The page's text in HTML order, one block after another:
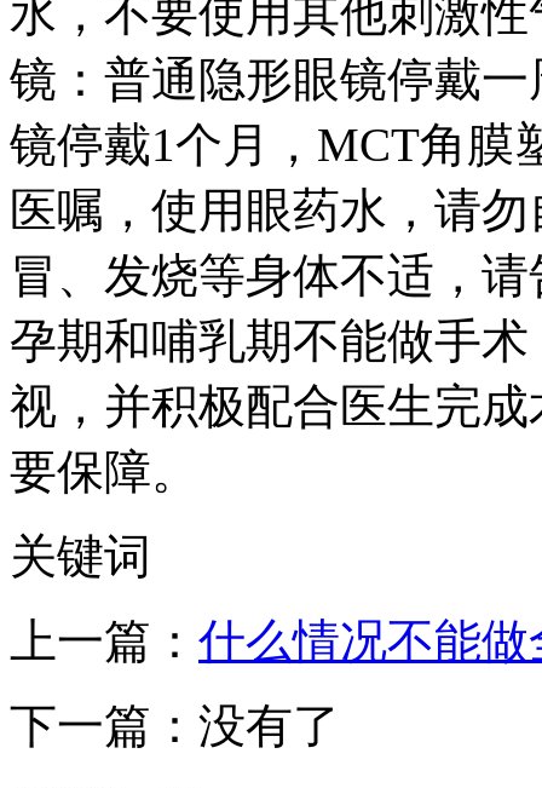
水，不要使用其他刺激
镜：普通隐形眼镜停戴
镜停戴1个月，MCT角膜
医嘱，使用眼药水，请
冒、发烧等身体不适，
孕期和哺乳期不能做手
视，并积极配合医生完
要保障。
关键词
上一篇： 什么情况不能
下一篇：没有了